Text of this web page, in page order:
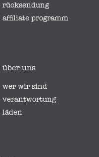
rücksendung
affiliate programm
über uns
wer wir sind
verantwortung
läden